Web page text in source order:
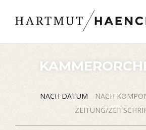
NACH DATUM NACH
ZEITUNG/